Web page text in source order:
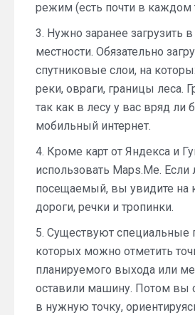
режим (есть почти в каждом
3. Нужно заранее загрузить
местности. Обязательно
спутниковые слои, на
реки, овраги, границы леса.
так как в лесу у вас вряд ли
мобильный интернет.
4. Кроме карт от Яндекса и
использовать Maps.Me.
посещаемый, вы увидите на
дороги, речки и тропинки.
5. Существуют специальные
которых можно отметить
планируемого выхода или
оставили машину. Потом вы
в нужную точку,